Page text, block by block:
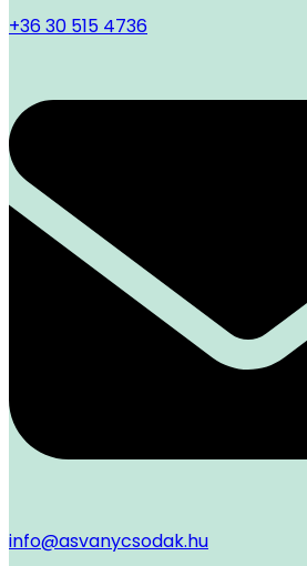
+36 30 515 4736
info@asvanycsodak.hu